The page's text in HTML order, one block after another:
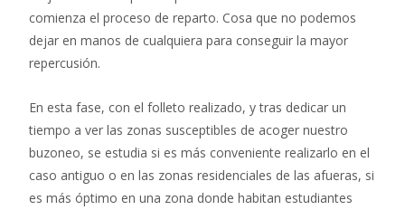
comienza el proceso de reparto. Cosa que no podemos
dejar en manos de cualquiera para conseguir la mayor
repercusión.
En esta fase, con el folleto realizado, y tras dedicar un
tiempo a ver las zonas susceptibles de acoger nuestro
buzoneo, se estudia si es más conveniente realizarlo en el
caso antiguo o en las zonas residenciales de las afueras, si
es más óptimo en una zona donde habitan estudiantes